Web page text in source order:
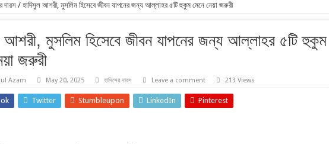
দারস / হাদিসুল আশরী, মুসলিম হিসেবে জীবন যাপনের জন্য আল্লাহর ৫টি হুকুম মেনে নেয়া জরুরী
আশরী, মুসলিম হিসেবে জীবন যাপনের জন্য আল্লাহর ৫টি হুকুম
জরুরী
Azam May 20, 2025 হাদিসের দারস Leave a comment 213 Views
Twitter Stumbleupon LinkedIn Pinterest